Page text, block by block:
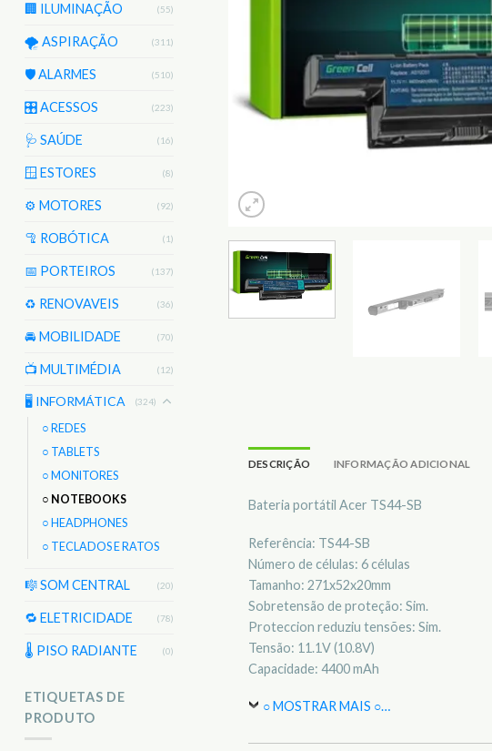
🏢 ILUMINAÇÃO (55)
🌪️ ASPIRAÇÃO (311)
🛡️ ALARMES (510)
🎛️ ACESSOS (223)
🩺 SAÚDE (16)
🪟 ESTORES (8)
⚙️ MOTORES (92)
🦿 ROBÓTICA (1)
📅 PORTEIROS (137)
♻️ RENOVAVEIS (36)
🚘 MOBILIDADE (70)
📺 MULTIMÉDIA (12)
🖥️ INFORMÁTICA (324)
○ REDES
○ TABLETS
○ MONITORES
○ NOTEBOOKS
○ HEADPHONES
○ TECLADOS E RATOS
🎼 SOM CENTRAL (20)
🔁 ELETRICIDADE (78)
🌡 PISO RADIANTE (0)
ETIQUETAS DE
PRODUTO
DESCRIÇÃO INFORMAÇÃO ADICIONAL
Bateria portátil Acer TS44-SB
Referência: TS44-SB
Número de células: 6 células
Tamanho: 271x52x20mm
Sobretensão de proteção: Sim.
Proteccion reduziu tensões: Sim.
Tensão: 11.1V (10.8V)
Capacidade: 4400 mAh
○ MOSTRAR MAIS ○…